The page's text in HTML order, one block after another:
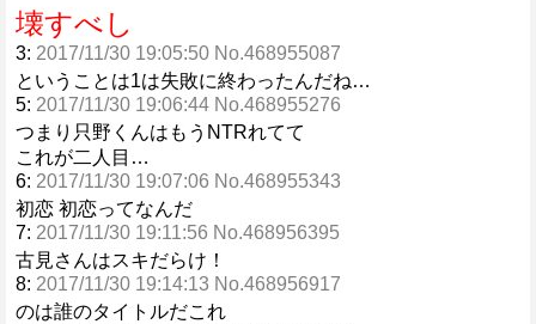
壊すべし
3: 2017/11/30 19:05:50 No.468955087
ということは1は失敗に終わったんだね…
5: 2017/11/30 19:06:44 No.468955276
つまり只野くんはもうNTRれてて
これが二人目…
6: 2017/11/30 19:07:06 No.468955343
初恋 初恋ってなんだ
7: 2017/11/30 19:11:56 No.468956395
古見さんはスキだらけ！
8: 2017/11/30 19:14:13 No.468956917
のは誰のタイトルだこれ